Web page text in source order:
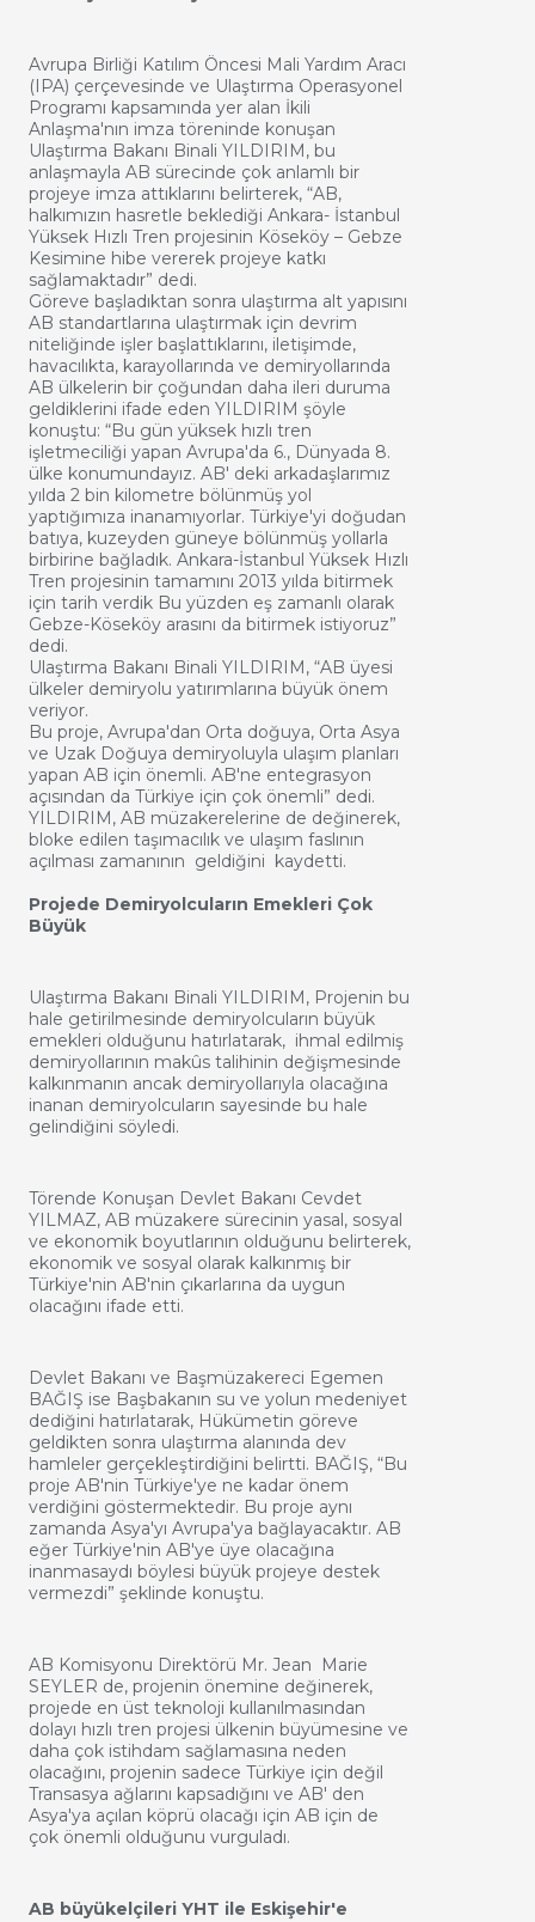
Avrupa Birliği Katılım Öncesi Mali Yardım Aracı
(IPA) çerçevesinde ve Ulaştırma Operasyonel
Programı kapsamında yer alan İkili
Anlaşma'nın imza töreninde konuşan
Ulaştırma Bakanı Binali YILDIRIM, bu
anlaşmayla AB sürecinde çok anlamlı bir
projeye imza attıklarını belirterek, “AB,
halkımızın hasretle beklediği Ankara- İstanbul
Yüksek Hızlı Tren projesinin Köseköy – Gebze
Kesimine hibe vererek projeye katkı
sağlamaktadır” dedi.
Göreve başladıktan sonra ulaştırma alt yapısını
AB standartlarına ulaştırmak için devrim
niteliğinde işler başlattıklarını, iletişimde,
havacılıkta, karayollarında ve demiryollarında
AB ülkelerin bir çoğundan daha ileri duruma
geldiklerini ifade eden YILDIRIM şöyle
konuştu: “Bu gün yüksek hızlı tren
işletmeciliği yapan Avrupa'da 6., Dünyada 8.
ülke konumundayız. AB' deki arkadaşlarımız
yılda 2 bin kilometre bölünmüş yol
yaptığımıza inanamıyorlar. Türkiye'yi doğudan
batıya, kuzeyden güneye bölünmüş yollarla
birbirine bağladık. Ankara-İstanbul Yüksek Hızlı
Tren projesinin tamamını 2013 yılda bitirmek
için tarih verdik Bu yüzden eş zamanlı olarak
Gebze-Köseköy arasını da bitirmek istiyoruz”
dedi.
Ulaştırma Bakanı Binali YILDIRIM, “AB üyesi
ülkeler demiryolu yatırımlarına büyük önem
veriyor.
Bu proje, Avrupa'dan Orta doğuya, Orta Asya
ve Uzak Doğuya demiryoluyla ulaşım planları
yapan AB için önemli. AB'ne entegrasyon
açısından da Türkiye için çok önemli” dedi.
YILDIRIM, AB müzakerelerine de değinerek,
bloke edilen taşımacılık ve ulaşım faslının
açılması zamanının geldiğini kaydetti.
Projede Demiryolcuların Emekleri Çok
Büyük
Ulaştırma Bakanı Binali YILDIRIM, Projenin bu
hale getirilmesinde demiryolcuların büyük
emekleri olduğunu hatırlatarak, ihmal edilmiş
demiryollarının makûs talihinin değişmesinde
kalkınmanın ancak demiryollarıyla olacağına
inanan demiryolcuların sayesinde bu hale
gelindiğini söyledi.
Törende Konuşan Devlet Bakanı Cevdet
YILMAZ, AB müzakere sürecinin yasal, sosyal
ve ekonomik boyutlarının olduğunu belirterek,
ekonomik ve sosyal olarak kalkınmış bir
Türkiye'nin AB'nin çıkarlarına da uygun
olacağını ifade etti.
Devlet Bakanı ve Başmüzakereci Egemen
BAĞIŞ ise Başbakanın su ve yolun medeniyet
dediğini hatırlatarak, Hükümetin göreve
geldikten sonra ulaştırma alanında dev
hamleler gerçekleştirdiğini belirtti. BAĞIŞ, “Bu
proje AB'nin Türkiye'ye ne kadar önem
verdiğini göstermektedir. Bu proje aynı
zamanda Asya'yı Avrupa'ya bağlayacaktır. AB
eğer Türkiye'nin AB'ye üye olacağına
inanmasaydı böylesi büyük projeye destek
vermezdi” şeklinde konuştu.
AB Komisyonu Direktörü Mr. Jean Marie
SEYLER de, projenin önemine değinerek,
projede en üst teknoloji kullanılmasından
dolayı hızlı tren projesi ülkenin büyümesine ve
daha çok istihdam sağlamasına neden
olacağını, projenin sadece Türkiye için değil
Transasya ağlarını kapsadığını ve AB' den
Asya'ya açılan köprü olacağı için AB için de
çok önemli olduğunu vurguladı.
AB büyükelçileri YHT ile Eskişehir'e